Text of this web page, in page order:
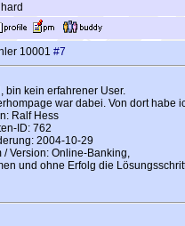
10001 #7
bin kein erfahrener User.
war dabei. Von dort habe
Ralf Hess
ID: 762
2004-10-29
/ Version: Online-Banking,
und ohne Erfolg die